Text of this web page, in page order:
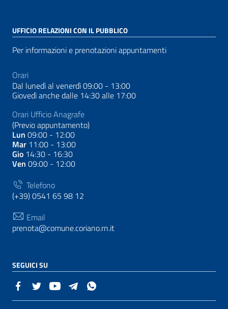
UFFICIO RELAZIONI CON IL PUBBLICO
Per informazioni e prenotazioni appuntamenti
Orari
Dal lunedì al venerdì 09:00 - 13:00
Giovedì anche dalle 14:30 alle 17:00
Orari Ufficio Anagrafe
(Previo appuntamento)
Lun 09:00 - 12:00
Mar 11:00 - 13:00
Gio 14:30 - 16:30
Ven 09:00 - 12:00
Telefono
(+39) 0541 65 98 12
Email
prenota@comune.coriano.rn.it
SEGUICI SU